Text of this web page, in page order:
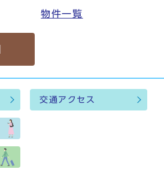
物件一覧
交通アクセス